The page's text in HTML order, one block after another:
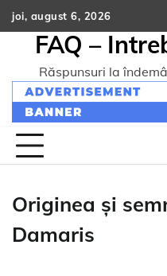
Skip
to
content
joi, august 6, 2026
FAQ –
Răspunsuri la
Originea și
Damaris